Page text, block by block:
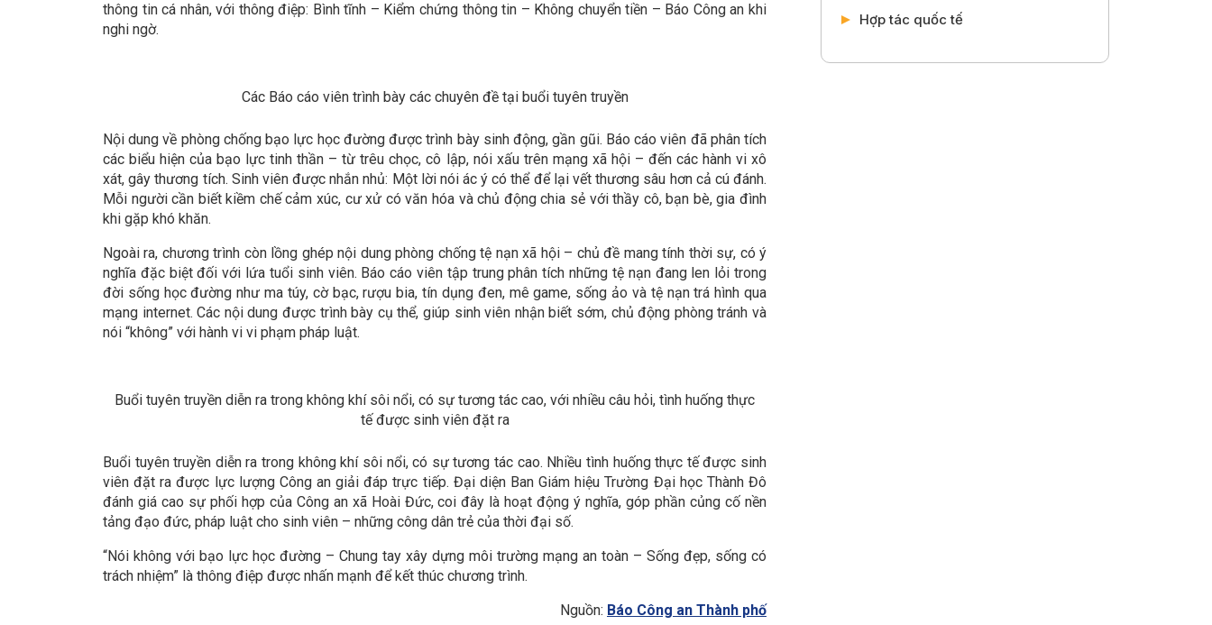
thông tin cá nhân, với thông điệp: Bình tĩnh – Kiểm chứng thông tin – Không chuyển tiền – Báo Công an khi
nghi ngờ.
Các Báo cáo viên trình bày các chuyên đề tại buổi tuyên truyền
Nội dung về phòng chống bạo lực học đường được trình bày sinh động, gần gũi. Báo cáo viên đã phân tích
các biểu hiện của bạo lực tinh thần – từ trêu chọc, cô lập, nói xấu trên mạng xã hội – đến các hành vi xô
xát, gây thương tích. Sinh viên được nhắn nhủ: Một lời nói ác ý có thể để lại vết thương sâu hơn cả cú đánh.
Mỗi người cần biết kiềm chế cảm xúc, cư xử có văn hóa và chủ động chia sẻ với thầy cô, bạn bè, gia đình
khi gặp khó khăn.
Ngoài ra, chương trình còn lồng ghép nội dung phòng chống tệ nạn xã hội – chủ đề mang tính thời sự, có ý
nghĩa đặc biệt đối với lứa tuổi sinh viên. Báo cáo viên tập trung phân tích những tệ nạn đang len lỏi trong
đời sống học đường như ma túy, cờ bạc, rượu bia, tín dụng đen, mê game, sống ảo và tệ nạn trá hình qua
mạng internet. Các nội dung được trình bày cụ thể, giúp sinh viên nhận biết sớm, chủ động phòng tránh và
nói “không” với hành vi vi phạm pháp luật.
​​​​​​​Buổi tuyên truyền diễn ra trong không khí sôi nổi, có sự tương tác cao, với nhiều câu hỏi, tình huống thực
tế được sinh viên đặt ra
Buổi tuyên truyền diễn ra trong không khí sôi nổi, có sự tương tác cao. Nhiều tình huống thực tế được sinh
viên đặt ra được lực lượng Công an giải đáp trực tiếp. Đại diện Ban Giám hiệu Trường Đại học Thành Đô
đánh giá cao sự phối hợp của Công an xã Hoài Đức, coi đây là hoạt động ý nghĩa, góp phần củng cố nền
tảng đạo đức, pháp luật cho sinh viên – những công dân trẻ của thời đại số.
“Nói không với bạo lực học đường – Chung tay xây dựng môi trường mạng an toàn – Sống đẹp, sống có
trách nhiệm” là thông điệp được nhấn mạnh để kết thúc chương trình.
Nguồn: Báo Công an Thành phố
Hợp tác quốc tế